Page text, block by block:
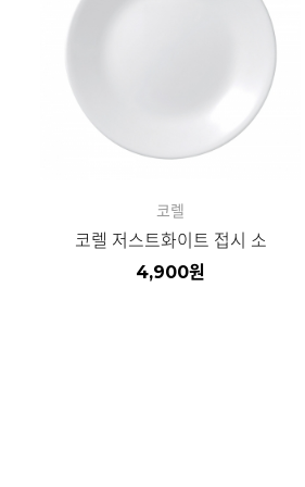
코렐
코렐 저스트화이트 접시 소
4,900원